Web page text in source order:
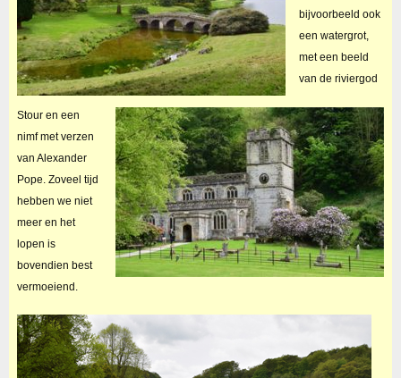
bijvoorbeeld ook
een watergrot,
met een beeld
van de riviergod
Stour en een
nimf met verzen
van Alexander
Pope. Zoveel tijd
hebben we niet
meer en het
lopen is
bovendien best
vermoeiend.